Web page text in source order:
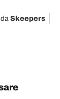
Skeepers